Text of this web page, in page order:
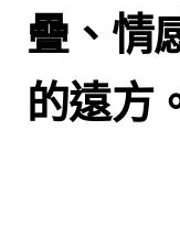
疊、情
的遠方